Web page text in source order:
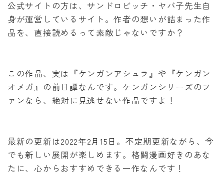
公式サイトの方は、サンドロビッチ・ヤバ子先生自
身が運営しているサイト。作者の想いが詰まった作
品を、直接読めるって素敵じゃないですか？
この作品、実は『ケンガンアシュラ』や『ケンガン
オメガ』の前日譚なんです。ケンガンシリーズのフ
ァンなら、絶対に見逃せない作品ですよ！
最新の更新は2022年2月15日。不定期更新ながら、今
でも新しい展開が楽しめます。格闘漫画好きのあな
たに、心からおすすめできる一作なんです！